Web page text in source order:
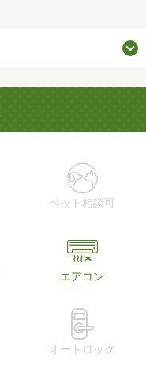
ペット相談可
エアコン
オートロック